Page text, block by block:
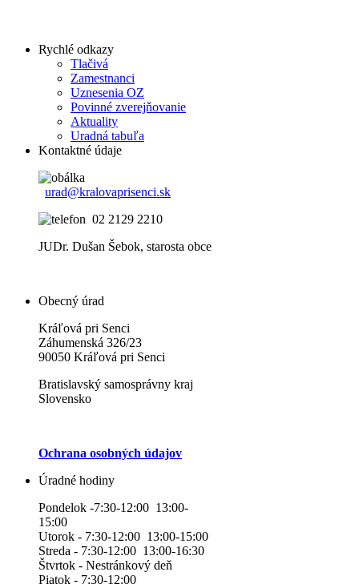
Rychlé odkazy
Tlačivá
Zamestnanci
Uznesenia OZ
Povinné zverejňovanie
Aktuality
Uradná tabuľa
Kontaktné údaje
urad@kralovaprisenci.sk
02 2129 2210
JUDr. Dušan Šebok, starosta obce
Obecný úrad
Kráľová pri Senci
Záhumenská 326/23
90050 Kráľová pri Senci
Bratislavský samosprávny kraj
Slovensko
Ochrana osobných údajov
Úradné hodiny
Pondelok -7:30-12:00 13:00-
15:00
Utorok - 7:30-12:00 13:00-15:00
Streda - 7:30-12:00 13:00-16:30
Štvrtok - Nestránkový deň
Piatok - 7:30-12:00